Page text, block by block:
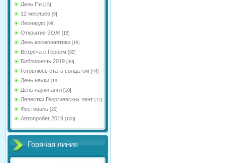
День Пи [15]
12 месяцев [9]
Леонардо [98]
Открытие ЗОЖ [15]
День космонавтики [18]
Встреча с Героем [82]
Библионочь 2019 [30]
Готовлюсь стать солдатом [44]
День науки [19]
День науки англ [10]
Лепестки Георгиевских лент [12]
Фестиваль [20]
Автопробег 2019 [109]
Горячая линия